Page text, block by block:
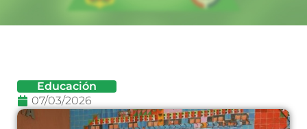
Educación
07/03/2026